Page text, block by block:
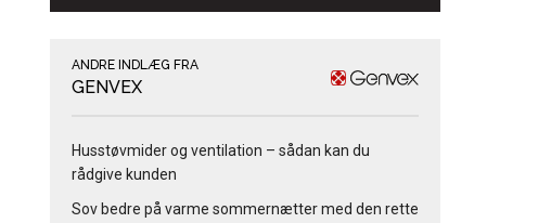
ANDRE INDLÆG FRA
GENVEX
Husstøvmider og ventilation – sådan kan du
rådgive kunden
Sov bedre på varme sommernætter med den rette